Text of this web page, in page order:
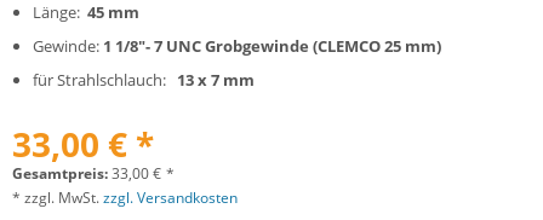
Länge: 45 mm
Gewinde: 1 1/8"- 7 UNC Grobgewinde (CLEMCO 25 mm)
für Strahlschlauch: 13 x 7 mm
33,00 € *
Gesamtpreis:33,00€ *
* zzgl. MwSt.zzgl. Versandkosten